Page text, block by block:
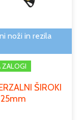
noži in rezila
ZALOGI
ŠIROKI